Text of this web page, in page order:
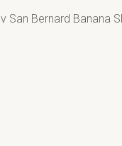
San Bernard Banana